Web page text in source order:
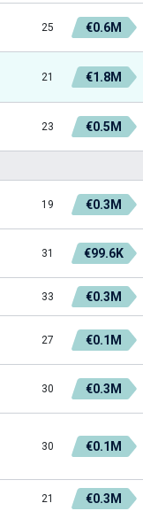
25 €0.6M
21 €1.8M
23 €0.5M
19 €0.3M
31 €99.6K
33 €0.3M
27 €0.1M
30 €0.3M
30 €0.1M
21 €0.3M